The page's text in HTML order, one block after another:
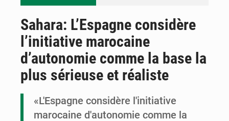
Congo-Électricité : la BAD renforce son appui pour accélérer les investissements
Assassinat de l’entrepreneur sportif Vally Amisi : le principal suspect arrêté à Brazzaville
Sahara: L’Espagne considère
l’initiative marocaine
d’autonomie comme la base la
plus sérieuse et réaliste
«L'Espagne considère l'initiative
marocaine d'autonomie comme la